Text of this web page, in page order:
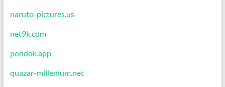
naruto-pictures.us
net9k.com
pondok.app
quazar-millenium.net